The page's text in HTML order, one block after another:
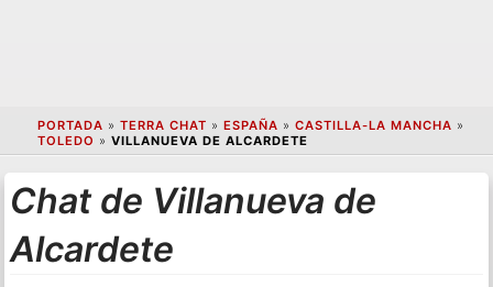
PORTADA » TERRA CHAT » ESPAÑA » CASTILLA-LA MANCHA »
TOLEDO » VILLANUEVA DE ALCARDETE
Chat de Villanueva de
Alcardete